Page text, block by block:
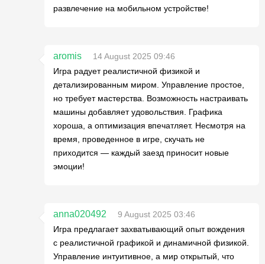
развлечение на мобильном устройстве!
aromis
14 August 2025 09:46
Игра радует реалистичной физикой и
детализированным миром. Управление простое,
но требует мастерства. Возможность настраивать
машины добавляет удовольствия. Графика
хороша, а оптимизация впечатляет. Несмотря на
время, проведенное в игре, скучать не
приходится — каждый заезд приносит новые
эмоции!
anna020492
9 August 2025 03:46
Игра предлагает захватывающий опыт вождения
с реалистичной графикой и динамичной физикой.
Управление интуитивное, а мир открытый, что